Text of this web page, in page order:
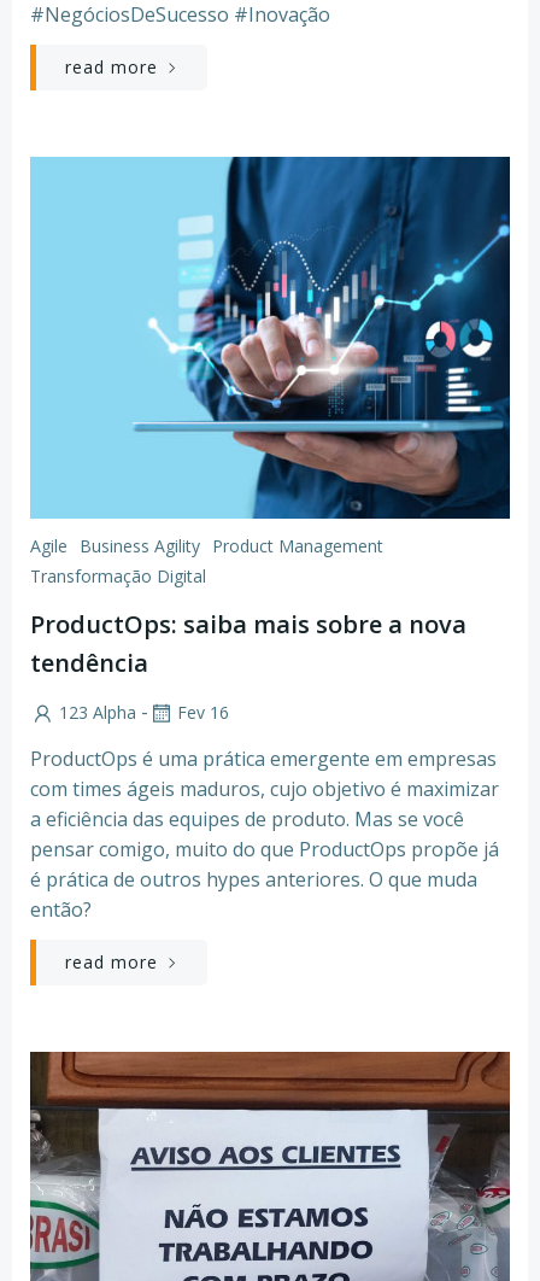
#NegóciosDeSucesso #Inovação
read more
Agile Business Agility Product Management
Transformação Digital
ProductOps: saiba mais sobre a nova
tendência
123 Alpha - Fev 16
ProductOps é uma prática emergente em empresas
com times ágeis maduros, cujo objetivo é maximizar
a eficiência das equipes de produto. Mas se você
pensar comigo, muito do que ProductOps propõe já
é prática de outros hypes anteriores. O que muda
então?
read more